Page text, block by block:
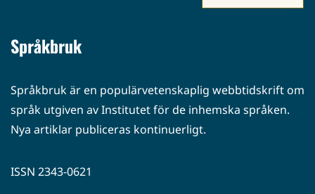
Språkbruk
Språkbruk är en populärvetenskaplig webbtidskrift om
språk utgiven av Institutet för de inhemska språken.
Nya artiklar publiceras kontinuerligt.
ISSN 2343-0621